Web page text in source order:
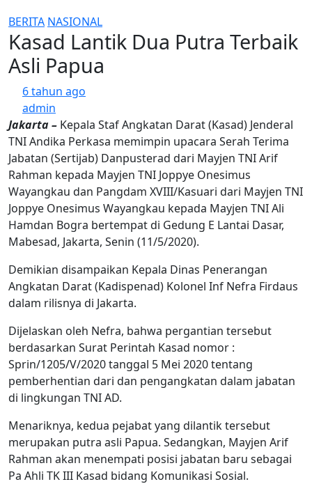
BERITA NASIONAL
Kasad Lantik Dua Putra Terbaik
Asli Papua
6 tahun ago
admin
Jakarta – Kepala Staf Angkatan Darat (Kasad) Jenderal
TNI Andika Perkasa memimpin upacara Serah Terima
Jabatan (Sertijab) Danpusterad dari Mayjen TNI Arif
Rahman kepada Mayjen TNI Joppye Onesimus
Wayangkau dan Pangdam XVIII/Kasuari dari Mayjen TNI
Joppye Onesimus Wayangkau kepada Mayjen TNI Ali
Hamdan Bogra bertempat di Gedung E Lantai Dasar,
Mabesad, Jakarta, Senin (11/5/2020).
Demikian disampaikan Kepala Dinas Penerangan
Angkatan Darat (Kadispenad) Kolonel Inf Nefra Firdaus
dalam rilisnya di Jakarta.
Dijelaskan oleh Nefra, bahwa pergantian tersebut
berdasarkan Surat Perintah Kasad nomor :
Sprin/1205/V/2020 tanggal 5 Mei 2020 tentang
pemberhentian dari dan pengangkatan dalam jabatan
di lingkungan TNI AD.
Menariknya, kedua pejabat yang dilantik tersebut
merupakan putra asli Papua. Sedangkan, Mayjen Arif
Rahman akan menempati posisi jabatan baru sebagai
Pa Ahli TK III Kasad bidang Komunikasi Sosial.